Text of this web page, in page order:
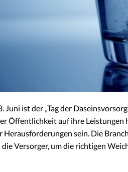
Juni ist der „Tag der
Öffentlichkeit auf ihre
Herausforderungen sein. Die
Versorger, um die richtigen